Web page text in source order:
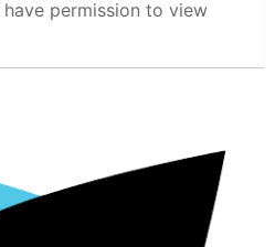
permission to view